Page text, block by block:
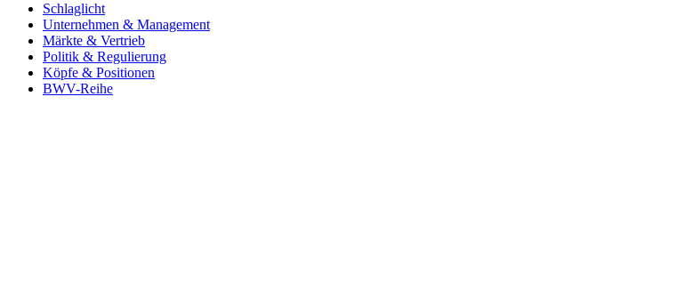
Schlaglicht
Unternehmen & Management
Märkte & Vertrieb
Politik & Regulierung
Köpfe & Positionen
BWV-Reihe